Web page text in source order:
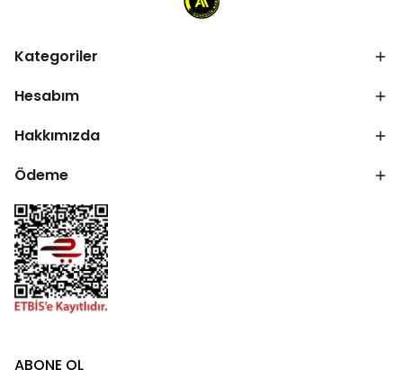
Kategoriler
Hesabım
Hakkımızda
Ödeme
ABONE OL